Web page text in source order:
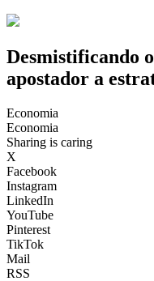
Desmistificando
apostador a
Economia
Economia
Sharing is caring
X
Facebook
Instagram
LinkedIn
YouTube
Pinterest
TikTok
Mail
RSS